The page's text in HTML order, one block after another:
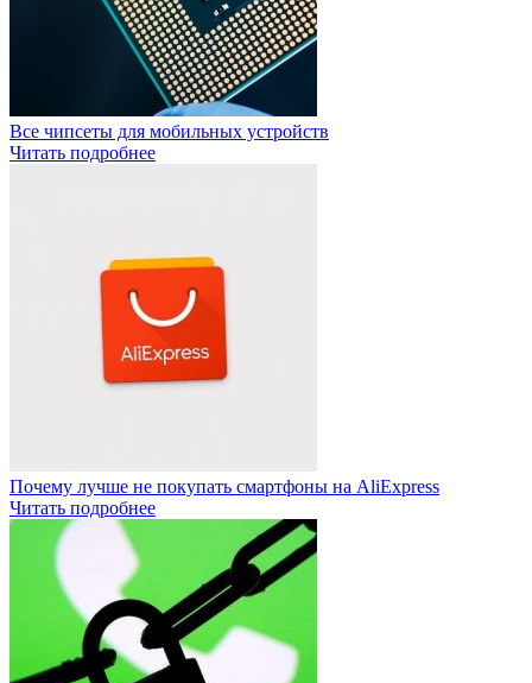
Все чипсеты для мобильных устройств
Читать подробнее
Почему лучше не покупать смартфоны на AliExpress
Читать подробнее